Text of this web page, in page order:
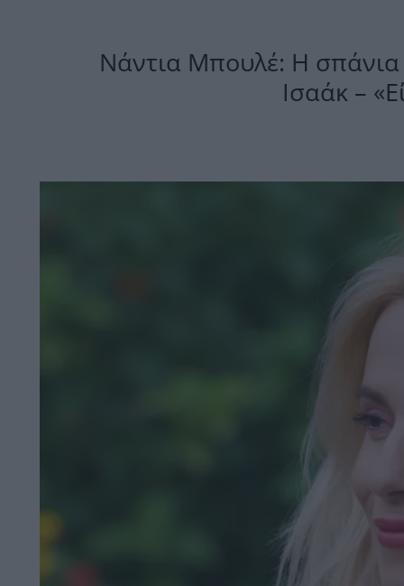
Νάντια Μπουλέ: Η
Ισαάκ –